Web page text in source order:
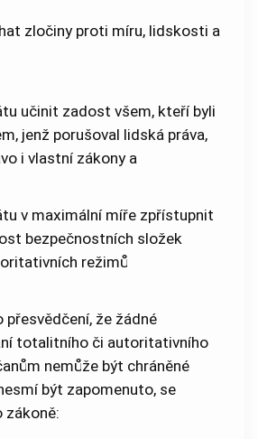
zločiny proti míru, lidskosti a
učinit zadost všem, kteří byli
jenž porušoval lidská práva,
i vlastní zákony a
v maximální míře zpřístupnit
bezpečnostních složek
režimů
přesvědčení, že žádné
totalitního či autoritativního
nemůže být chráněné
být zapomenuto, se
zákoně: